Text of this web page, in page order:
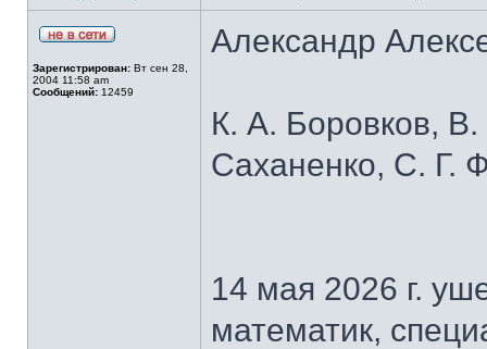
Зарегистрирован: Вт сен 28,
2004 11:58 am
Сообщений: 12459
Александр
К. А. Боровков,
Саханенко, С. Г.
14 мая 2026 г.
математик,